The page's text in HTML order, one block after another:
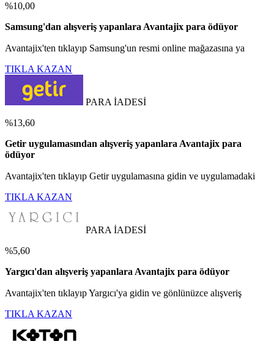
%10,00
Samsung'dan alışveriş yapanlara Avantajix para ödüyor
Avantajix'ten tıklayıp Samsung'un resmi online mağazasına ya
TIKLA KAZAN
PARA İADESİ
%13,60
Getir uygulamasından alışveriş yapanlara Avantajix para
ödüyor
Avantajix'ten tıklayıp Getir uygulamasına gidin ve uygulamadaki
TIKLA KAZAN
PARA İADESİ
%5,60
Yargıcı'dan alışveriş yapanlara Avantajix para ödüyor
Avantajix'ten tıklayıp Yargıcı'ya gidin ve gönlünüzce alışveriş
TIKLA KAZAN